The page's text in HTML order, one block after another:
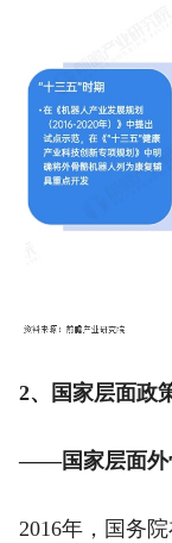
2、国家层面政
——国家层面外
2016年，国务